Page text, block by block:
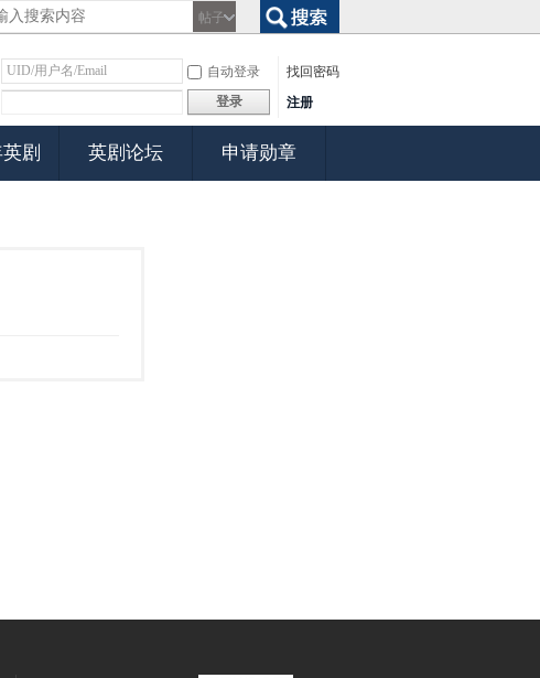
帖子
自动登录
找回密码
登录 注册
剧 英剧论坛 申请勋章